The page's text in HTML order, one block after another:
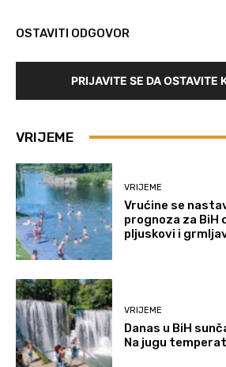
OSTAVITI ODGOVOR
PRIJAVITE SE DA OSTAVITE
VRIJEME
VRIJEME
Vrućine se
prognoza za BiH
pljuskovi i
VRIJEME
Danas u BiH
Na jugu